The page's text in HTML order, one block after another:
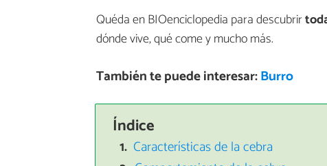
Quéda en BIOenciclopedia para descubrir
dónde vive, qué come y mucho más.
También te puede interesar:Burro
Índice
Características de la cebra